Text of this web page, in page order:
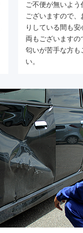
ご不便が無いよう
ございますので
りしている間も
両もございますの
匂いが苦手な方も
い。